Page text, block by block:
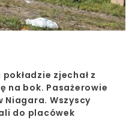
zjechał z
na bok. Pasażerowie
Wszyscy
do placówek